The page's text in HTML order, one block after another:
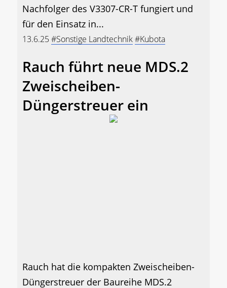
Nachfolger des V3307-CR-T fungiert und
für den Einsatz in...
13.6.25#Sonstige Landtechnik#Kubota
Rauch führt neue MDS.2
Zweischeiben-
Düngerstreuer ein
Rauch hat die kompakten Zweischeiben-
Düngerstreuer der Baureihe MDS.2